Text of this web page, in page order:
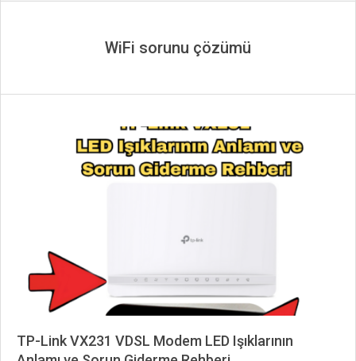
WiFi sorunu çözümü
TP-Link VX231 VDSL Modem LED Işıklarının